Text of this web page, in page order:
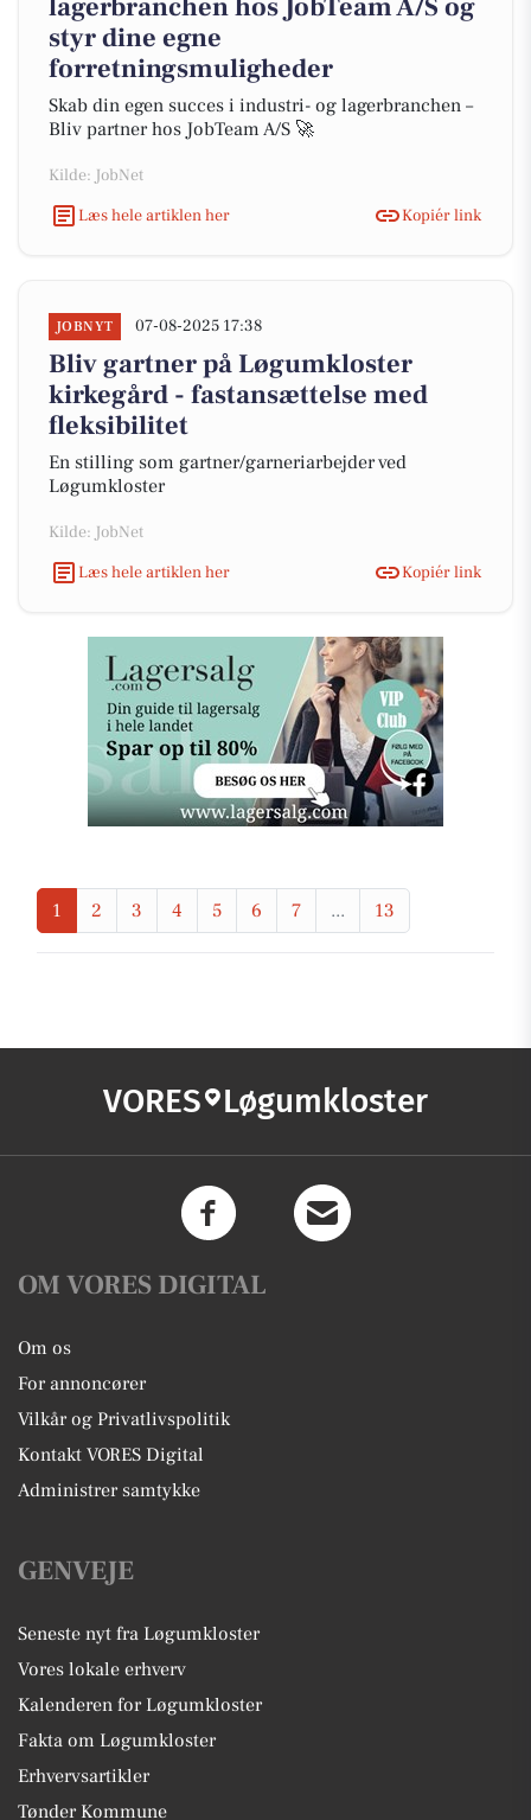
lagerbranchen hos JobTeam A/S og
styr dine egne
forretningsmuligheder
Skab din egen succes i industri- og lagerbranchen –
Bliv partner hos JobTeam A/S 🚀
Kilde: JobNet
Læs hele artiklen her
Kopiér link
JOBNYT 07-08-2025 17:38
Bliv gartner på Løgumkloster
kirkegård - fastansættelse med
fleksibilitet
En stilling som gartner/garneriarbejder ved
Løgumkloster
Kilde: JobNet
Læs hele artiklen her
Kopiér link
1 2 3 4 5 6 7 ... 13
VORES Løgumkloster
OM VORES DIGITAL
Om os
For annoncører
Vilkår og Privatlivspolitik
Kontakt VORES Digital
Administrer samtykke
GENVEJE
Seneste nyt fra Løgumkloster
Vores lokale erhverv
Kalenderen for Løgumkloster
Fakta om Løgumkloster
Erhvervsartikler
Tønder Kommune